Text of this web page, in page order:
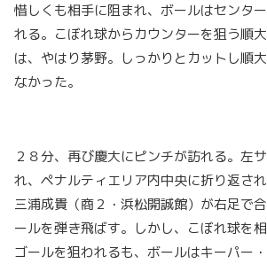
惜しくも相手に阻まれ、ボールはセンタ
れる。こぼれ球からカウンターを狙う順
は、やはり茅野。しっかりとカットし順
なかった。
２８分、再び慶大にピンチが訪れる。左
れ、ペナルティエリア内中央に折り返さ
三浦成貴（商２・浜松開誠館）が右足で
ールを弾き飛ばす。しかし、こぼれ球を
ゴールを狙われるも、ボールはキーパー